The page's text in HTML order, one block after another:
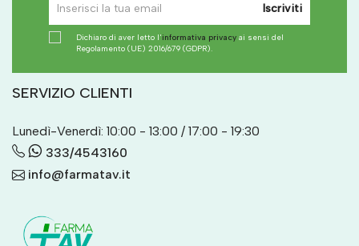
Iscriviti
Dichiaro di aver letto l'informativa privacy ai sensi del
Regolamento (UE) 2016/679 (GDPR).
SERVIZIO CLIENTI
Lunedì-Venerdì: 10:00 - 13:00 / 17:00 - 19:30
333/4543160
info@farmatav.it